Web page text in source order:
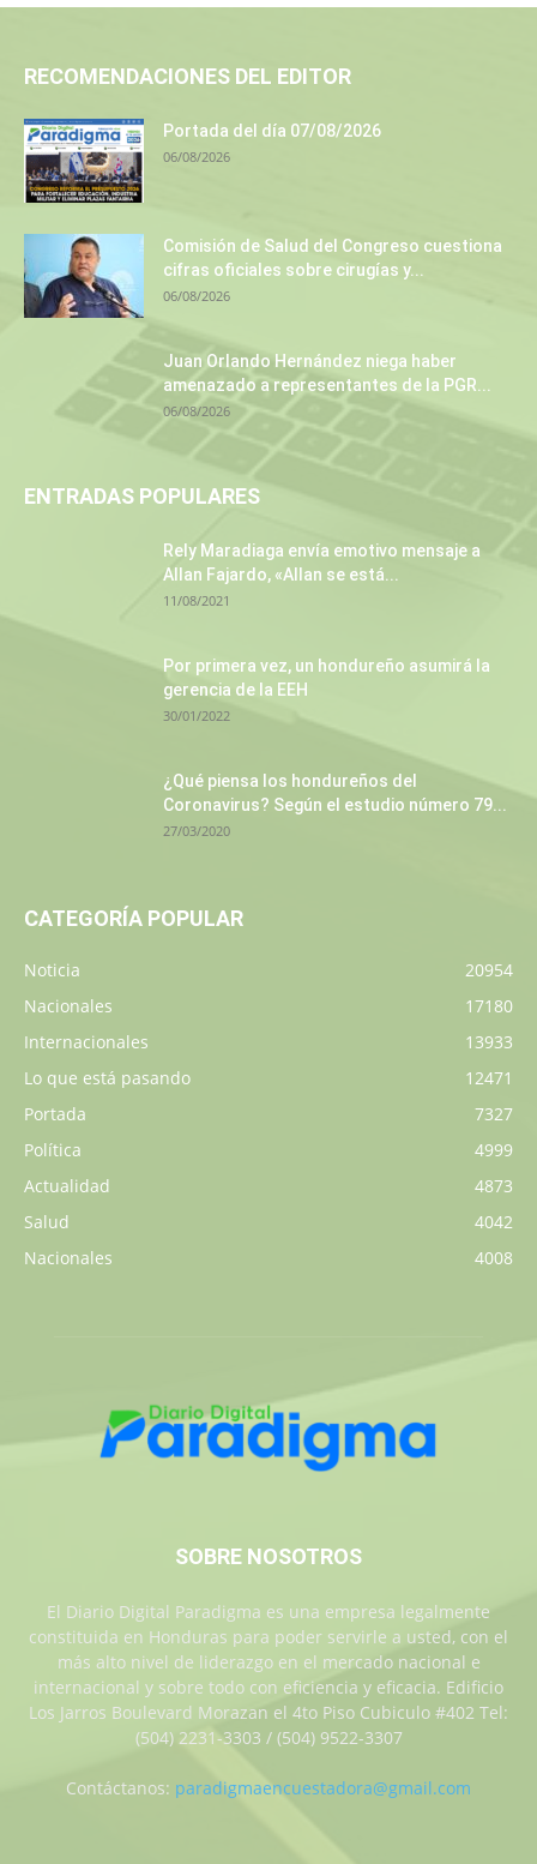
RECOMENDACIONES DEL EDITOR
Portada del día 07/08/2026
06/08/2026
Comisión de Salud del Congreso cuestiona
cifras oficiales sobre cirugías y...
06/08/2026
Juan Orlando Hernández niega haber
amenazado a representantes de la PGR...
06/08/2026
ENTRADAS POPULARES
Rely Maradiaga envía emotivo mensaje a
Allan Fajardo, «Allan se está...
11/08/2021
Por primera vez, un hondureño asumirá la
gerencia de la EEH
30/01/2022
¿Qué piensa los hondureños del
Coronavirus? Según el estudio número 79...
27/03/2020
CATEGORÍA POPULAR
Noticia
20954
Nacionales
17180
Internacionales
13933
Lo que está pasando
12471
Portada
7327
Política
4999
Actualidad
4873
Salud
4042
Nacionales
4008
SOBRE NOSOTROS
El Diario Digital Paradigma es una empresa legalmente
constituida en Honduras para poder servirle a usted, con el
más alto nivel de liderazgo en el mercado nacional e
internacional y sobre todo con eficiencia y eficacia. Edificio
Los Jarros Boulevard Morazan el 4to Piso Cubiculo #402 Tel:
(504) 2231-3303 / (504) 9522-3307
Contáctanos: paradigmaencuestadora@gmail.com